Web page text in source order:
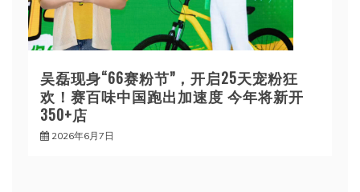
吴磊现身“66赛粉节”，开启25天宠粉狂
欢！赛百味中国跑出加速度 今年将新开
350+店
2026年6月7日